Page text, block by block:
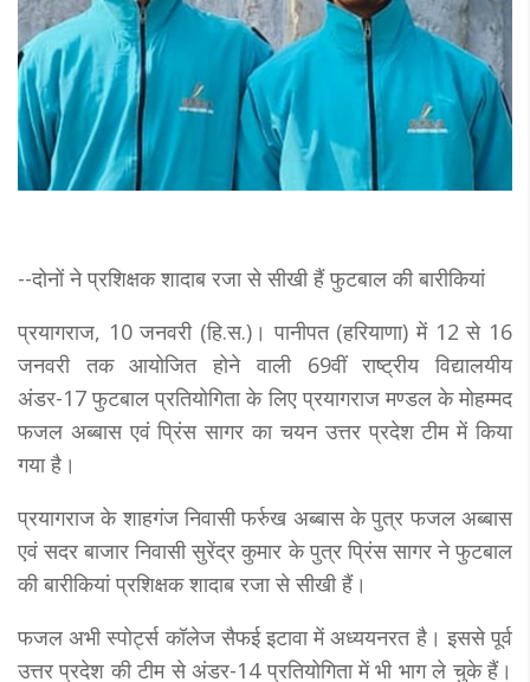
--दोनों ने प्रशिक्षक शादाब रजा से सीखी हैं फुटबाल की बारीकियां
प्रयागराज, 10 जनवरी (हि.स.)। पानीपत (हरियाणा) में 12 से 16
जनवरी तक आयोजित होने वाली 69वीं राष्ट्रीय विद्यालयीय
अंडर-17 फुटबाल प्रतियोगिता के लिए प्रयागराज मण्डल के मोहम्मद
फजल अब्बास एवं प्रिंस सागर का चयन उत्तर प्रदेश टीम में किया
गया है।
प्रयागराज के शाहगंज निवासी फर्रुख अब्बास के पुत्र फजल अब्बास
एवं सदर बाजार निवासी सुरेंद्र कुमार के पुत्र प्रिंस सागर ने फुटबाल
की बारीकियां प्रशिक्षक शादाब रजा से सीखी हैं।
फजल अभी स्पोर्ट्स कॉलेज सैफई इटावा में अध्ययनरत है। इससे पूर्व
उत्तर प्रदेश की टीम से अंडर-14 प्रतियोगिता में भी भाग ले चुके हैं।